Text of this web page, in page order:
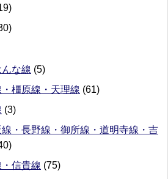
な線 (5)
橿原線・天理線 (61)
(3)
・長野線・御所線・道明寺線・吉
信貴線 (75)